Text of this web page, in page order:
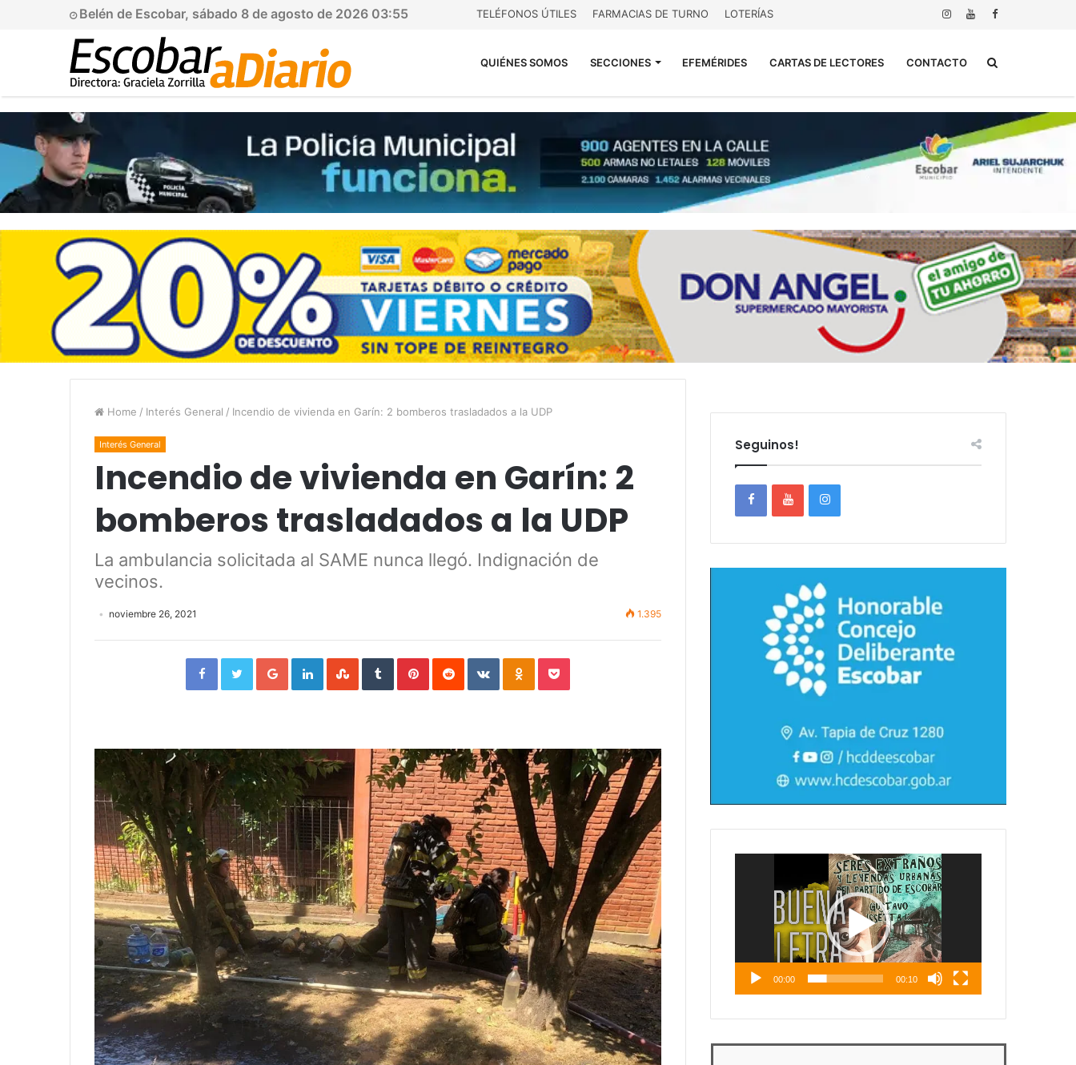
Belén de Escobar, sábado 8 de agosto de 2026 03:55 TELÉFONOS ÚTILES FARMACIAS DE TURNO LOTERÍAS
QUIÉNES SOMOS SECCIONES EFEMÉRIDES CARTAS DE LECTORES CONTACTO
Home / Interés General / Incendio de vivienda en Garín: 2 bomberos trasladados a la UDP
Interés General
Incendio de vivienda en Garín: 2
bomberos trasladados a la UDP
La ambulancia solicitada al SAME nunca llegó. Indignación de
vecinos.
noviembre 26, 2021 1.395
FacebookTwitterGoogle+LinkedInStumbleUpon
TumblrPinterestReddit VKontakteOdnoklassniki
Pocket
Seguinos!
00:00 00:10